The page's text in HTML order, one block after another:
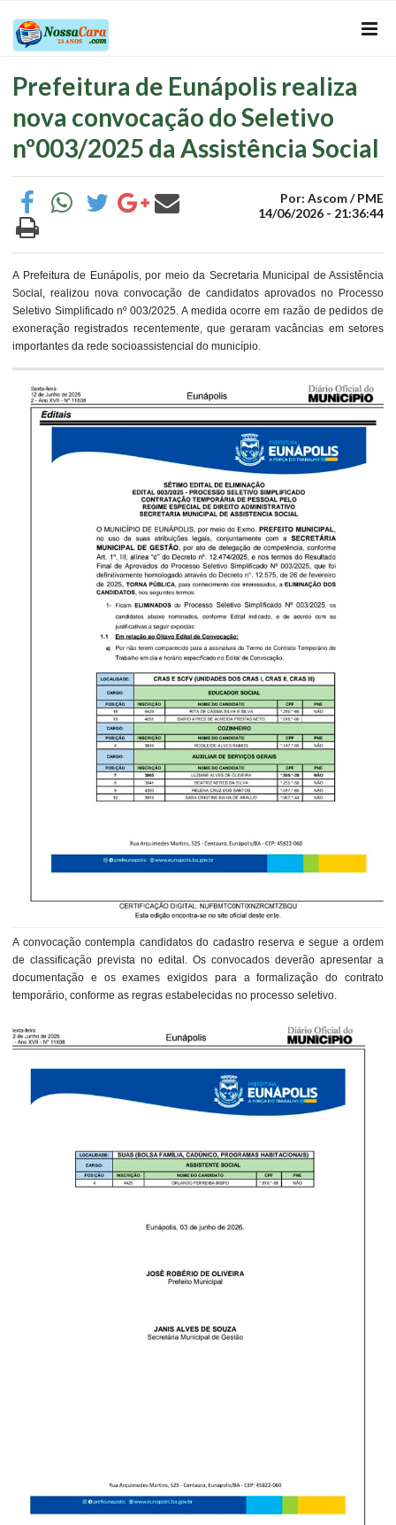
Prefeitura de Eunápolis realiza
nova convocação do Seletivo
nº003/2025 da Assistência Social
Por: Ascom / PME
14/06/2026 - 21:36:44
A Prefeitura de Eunápolis, por meio da Secretaria Municipal de Assistência
Social, realizou nova convocação de candidatos aprovados no Processo
Seletivo Simplificado nº 003/2025. A medida ocorre em razão de pedidos de
exoneração registrados recentemente, que geraram vacâncias em setores
importantes da rede socioassistencial do município.
A convocação contempla candidatos do cadastro reserva e segue a ordem
de classificação prevista no edital. Os convocados deverão apresentar a
documentação e os exames exigidos para a formalização do contrato
temporário, conforme as regras estabelecidas no processo seletivo.